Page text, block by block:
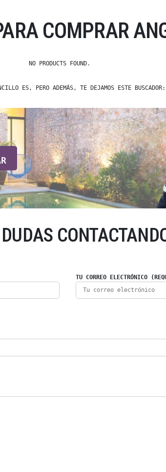
COMPRAR
NO PRODUCTS FOUND.
ES, PERO ADEMÁS, TE DEJAMOS ESTE BUSCADOR:
TU CORREO ELECTRÓNICO